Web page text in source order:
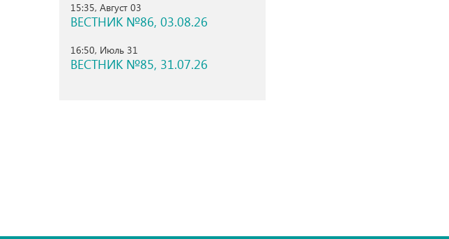
15:35, Август 03
ВЕСТНИК №86, 03.08.26
16:50, Июль 31
ВЕСТНИК №85, 31.07.26